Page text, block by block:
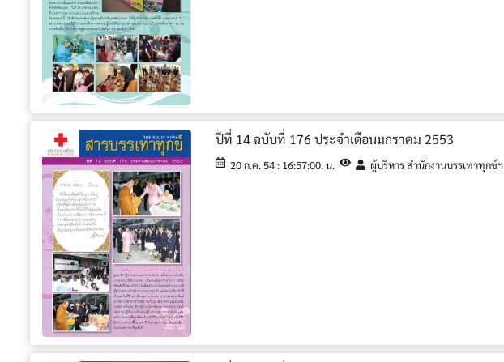
ปีที่ 14 ฉบับที่ 176 ประจำเดือนมกราคม 2553
20 ก.ค. 54 : 16:57:00. น. ผู้บริหาร สำนักงานบรรเทาทุกข์ฯ